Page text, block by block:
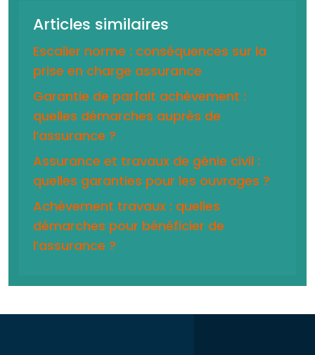
Articles similaires
Escalier norme : conséquences sur la
prise en charge assurance
Garantie de parfait achèvement :
quelles démarches auprès de
l’assurance ?
Assurance et travaux de génie civil :
quelles garanties pour les ouvrages ?
Achèvement travaux : quelles
démarches pour bénéficier de
l’assurance ?